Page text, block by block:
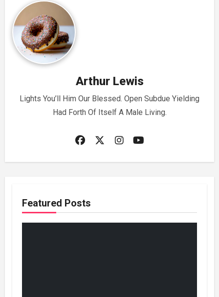
Arthur Lewis
Lights You’ll Him Our Blessed. Open Subdue Yielding
Had Forth Of Itself A Male Living.
Featured Posts